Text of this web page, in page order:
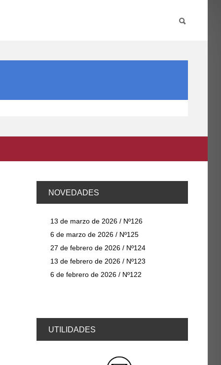
NOVEDADES
13 de marzo de 2026 / Nº126
6 de marzo de 2026 / Nº125
27 de febrero de 2026 / Nº124
13 de febrero de 2026 / Nº123
6 de febrero de 2026 / Nº122
UTILIDADES